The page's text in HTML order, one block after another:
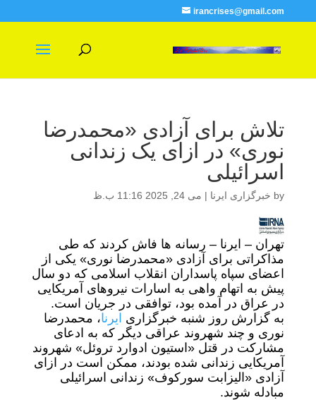
irancrises@gmail.com
تلاش برای آزادی «محمدرضا
نوری» در ازای یک زندانی
اسرائیلی
by خبرگزاری ایرنا | می 24, 2025 11:16 ب.ظ
تهران – ایرنا – رسانه ها فاش کردند که طی
مذاکراتی برای آزادی «محمدرضا نوری» یکی از
اعضای سپاه پاسداران انقلاب اسلامی که دو سال
پیش به اتهام واهی به اسارات نیروهای آمریکایی
در عراق در آمده بود، توافقی در جریان است.
به گزارش روز شنبه خبرگزاری ایرنا، محمدرضا
نوری و چند شهروند عراقی دیگر که به ادعای
مشارکت در قتل «استیون ادوارد تروئل» شهروند
آمریکایی زندانی شده بودند، ممکن است در ازای
آزادی «الیزابت سورکوف» زندانی اسرائیلی
مبادله شوند.